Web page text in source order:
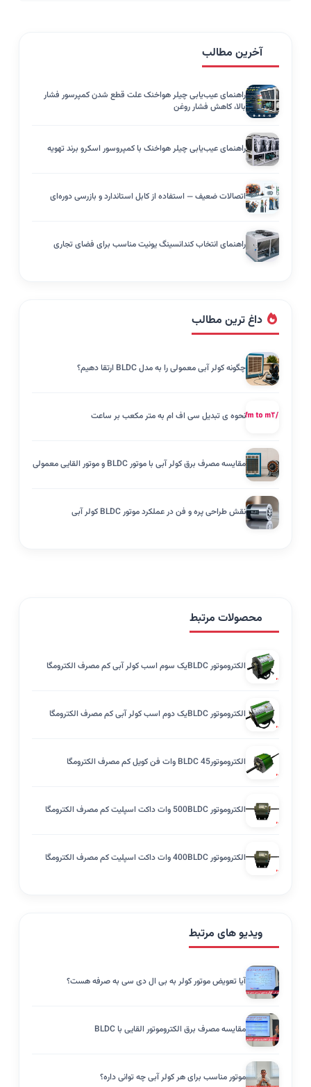
آخرین مطالب
راهنمای عیب‌یابی چیلر هواخنک علت قطع شدن کمپرسور فشار
بالا، کاهش فشار روغن
راهنمای عیب‌یابی چیلر هواخنک با کمپروسور اسکرو برند تهویه
اتصالات ضعیف — استفاده از کابل استاندارد و بازرسی دوره‌ای
راهنمای انتخاب کندانسینگ یونیت مناسب برای فضای تجاری
داغ ترین مطالب
چگونه کولر آبی معمولی را به مدل BLDC ارتقا دهیم؟
نحوه ی تبدیل سی اف ام به متر مکعب بر ساعت
مقایسه مصرف برق کولر آبی با موتور BLDC و موتور القایی معمولی
نقش طراحی پره و فن در عملکرد موتور BLDC کولر آبی
محصولات مرتبط
الکتروموتور BLDCیک سوم اسب کولر آبی کم مصرف الکترومگا
الکتروموتور BLDCیک دوم اسب کولر آبی کم مصرف الکترومگا
الکتروموتورBLDC 45 وات فن کویل کم مصرف الکترومگا
الکتروموتور 500BLDC وات داکت اسپلیت کم مصرف الکترومگا
الکتروموتور 400BLDC وات داکت اسپلیت کم مصرف الکترومگا
ویدیو های مرتبط
آیا تعویض موتور کولر به بی ال دی سی به صرفه هست؟
مقایسه مصرف برق الکتروموتور القایی با BLDC
موتور مناسب برای هر کولر آبی چه توانی داره؟